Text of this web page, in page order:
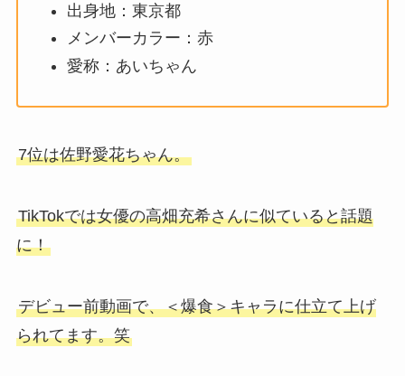
出身地：東京都
メンバーカラー：赤
愛称：あいちゃん
7位は佐野愛花ちゃん。
TikTokでは女優の高畑充希さんに似ていると話題
に！
デビュー前動画で、＜爆食＞キャラに仕立て上げ
られてます。笑